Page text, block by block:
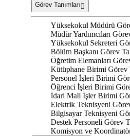
Görev Tanımları
Yüksekokul Müdürü
Müdür Yardımcıları
Yüksekokul Sekreteri
Bölüm Başkanı Görev
Öğretim Elemanları
Kütüphane Birimi Görev
Personel İşleri Birimi
Öğrenci İşleri Birimi
İdari Mali İşler Birimi
Elektrik Teknisyeni Görev
Bilgisayar Teknisyeni
Destek Personeli Görev
Komisyon ve